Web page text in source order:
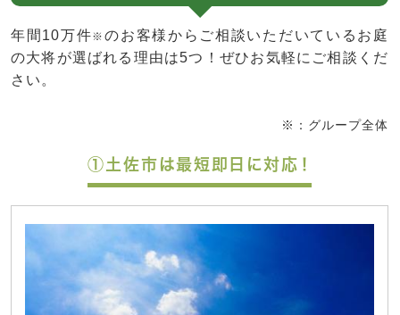
年間10万件※のお客様からご相談いただいているお庭
の大将が選ばれる理由は5つ！ぜひお気軽にご相談くだ
さい。
※：グループ全体
①土佐市は最短即日に対応！